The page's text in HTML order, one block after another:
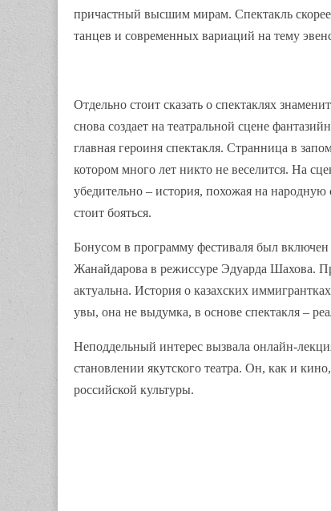
причастный высшим мирам. Спектакль
танцев и современных вариаций на тему
Отдельно стоит сказать о спектаклях
снова создает на театральной сцене
главная героиня спектакля. Странница в
котором много лет никто не веселится. На
убедительно – история, похожая на
стоит бояться.
Бонусом в программу фестиваля был включен
Жанайдарова в режиссуре Эдуарда Шахова.
актуальна. История о казахских
увы, она не выдумка, в основе спектакля –
Неподдельный интерес вызвала онлайн-
становлении якутского театра. Он, как и
российской культуры.